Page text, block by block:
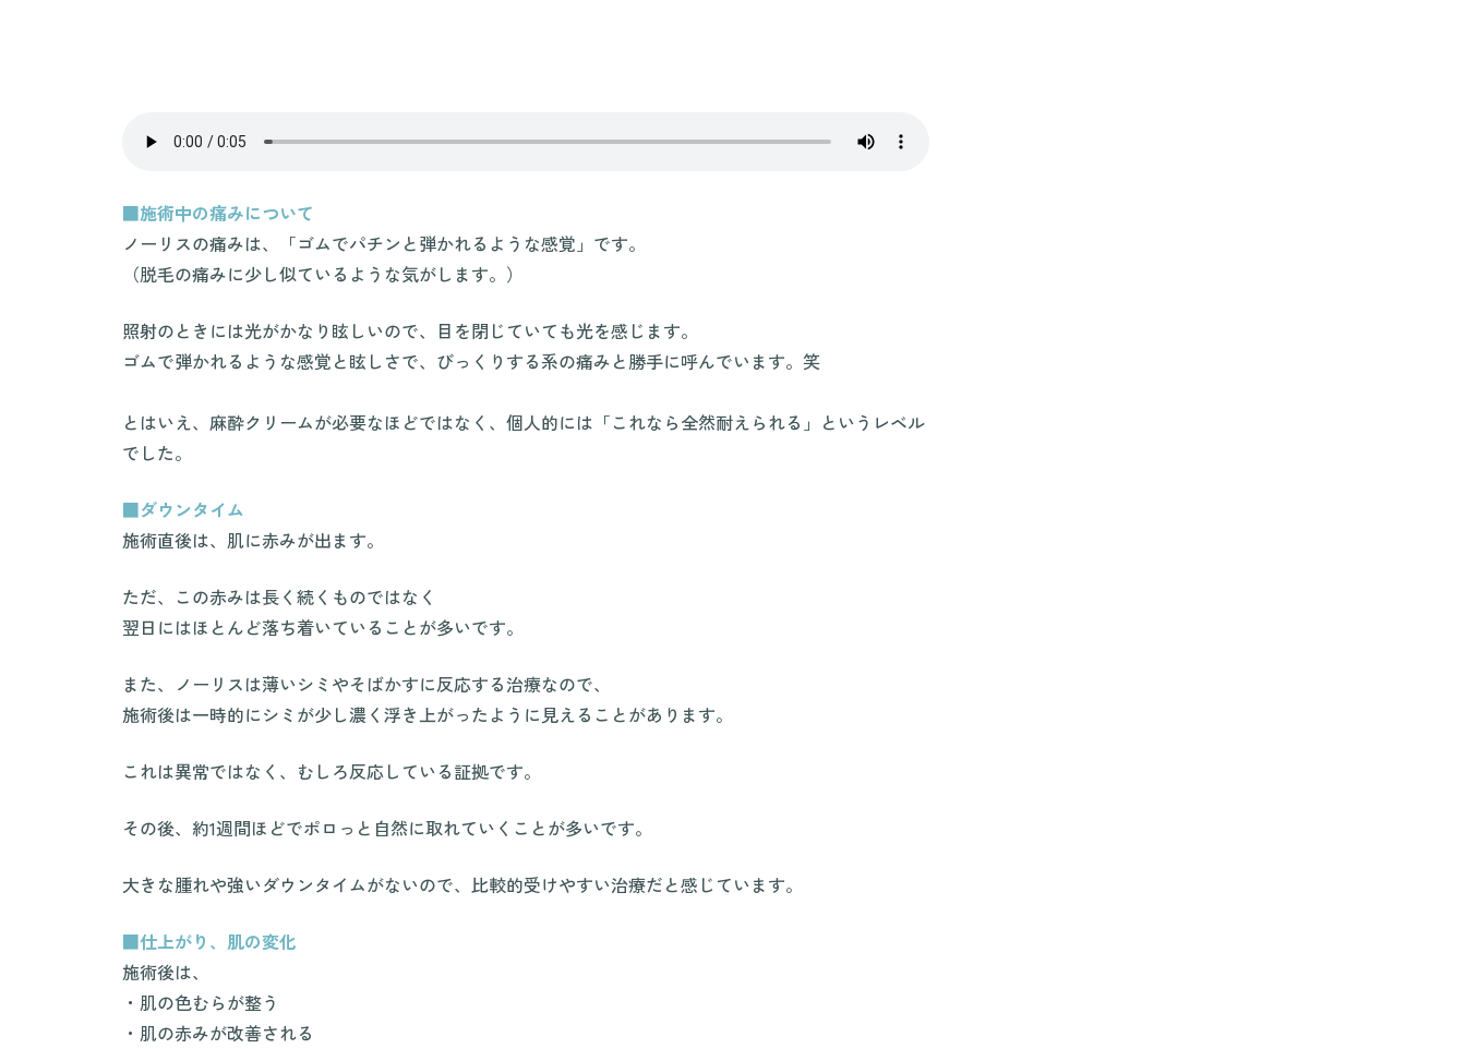
■施術中の痛みについて
ノーリスの痛みは、「ゴムでパチンと弾かれるような感覚」です。
（脱毛の痛みに少し似ているような気がします。）
照射のときには光がかなり眩しいので、目を閉じていても光を感じます。
ゴムで弾かれるような感覚と眩しさで、びっくりする系の痛みと勝手に呼んでいます。笑
とはいえ、麻酔クリームが必要なほどではなく、個人的には「これなら全然耐えられる」というレベル
でした。
■ダウンタイム
施術直後は、肌に赤みが出ます。
ただ、この赤みは長く続くものではなく
翌日にはほとんど落ち着いていることが多いです。
また、ノーリスは薄いシミやそばかすに反応する治療なので、
施術後は一時的にシミが少し濃く浮き上がったように見えることがあります。
これは異常ではなく、むしろ反応している証拠です。
その後、約1週間ほどでポロっと自然に取れていくことが多いです。
大きな腫れや強いダウンタイムがないので、比較的受けやすい治療だと感じています。
■仕上がり、肌の変化
施術後は、
・肌の色むらが整う
・肌の赤みが改善される